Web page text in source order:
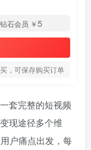
钻石会员 ￥5
，可保存购买订单
套完整的短视频
现途径多个维
户痛点出发，每